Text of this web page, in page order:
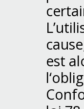
est